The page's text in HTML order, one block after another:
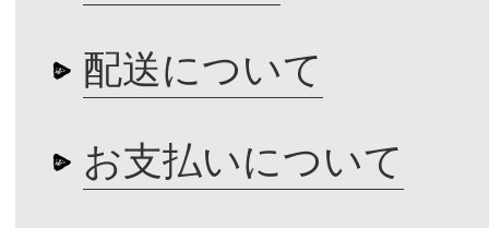
配送について
お支払いについて